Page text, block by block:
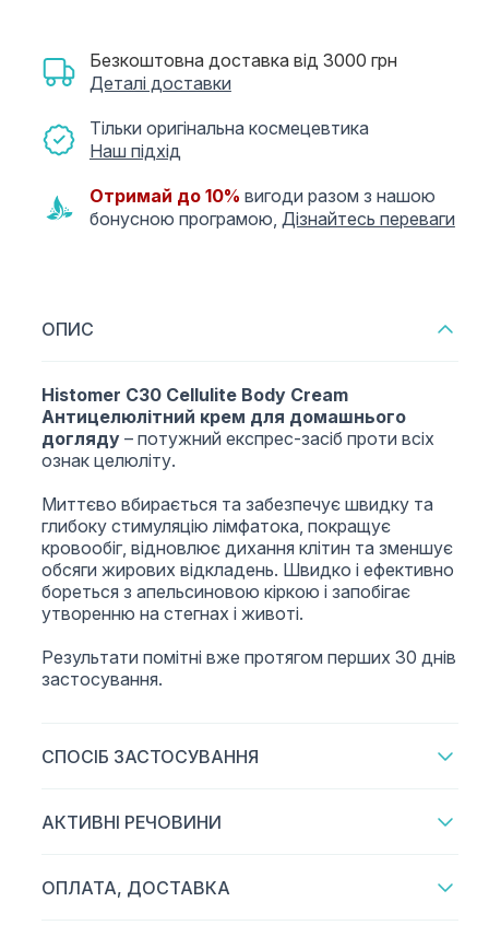
Безкоштовна доставка від 3000 грн
Деталі доставки
Тільки оригінальна космецевтика
Наш підхід
Отримай до 10% вигоди разом з нашою
бонусною програмою, Дізнайтесь переваги
ОПИС
Histomer С30 Cellulite Body Cream
Антицелюлітний крем для домашнього
догляду– потужний експрес-засіб проти всіх
ознак целюліту.
Миттєво вбирається та забезпечує швидку та
глибоку стимуляцію лімфатока, покращує
кровообіг, відновлює дихання клітин та зменшує
обсяги жирових відкладень. Швидко і ефективно
бореться з апельсиновою кіркою і запобігає
утворенню на стегнах і животі.
Результати помітні вже протягом перших 30 днів
застосування.
СПОСІБ ЗАСТОСУВАННЯ
АКТИВНІ РЕЧОВИНИ
ОПЛАТА, ДОСТАВКА